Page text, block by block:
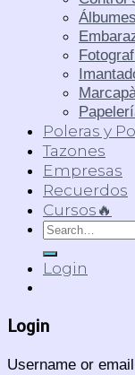
Álbumes
Poleras y
Tazones
Empresas
Recuerdos
Cursos🔥
Search
Login
Login
Username or